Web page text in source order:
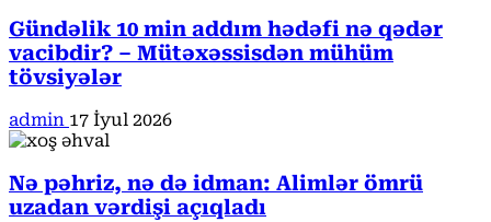
Gündəlik 10 min addım hədəfi nə qədər
vacibdir? – Mütəxəssisdən mühüm
tövsiyələr
admin 17 İyul 2026
Nə pəhriz, nə də idman: Alimlər ömrü
uzadan vərdişi açıqladı